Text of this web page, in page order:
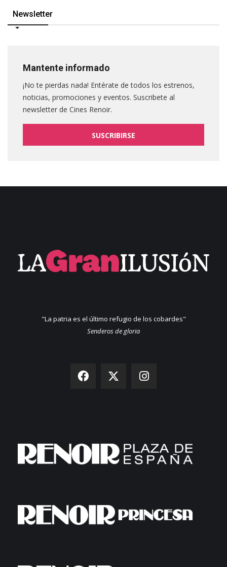
Newsletter
Mantente informado
¡No te pierdas nada! Entérate de todos los estrenos,
noticias, promociones y eventos. Suscribete al
newsletter de Cines Renoir.
SUSCRIBIRSE
"La patria es el último refugio de los cobardes"
Senderos de gloria